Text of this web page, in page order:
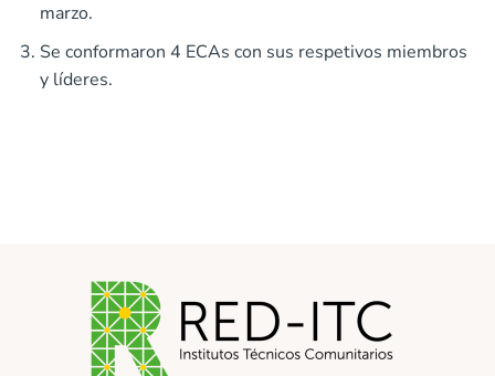
marzo.
Se conformaron 4 ECAs con sus respetivos miembros
y líderes.